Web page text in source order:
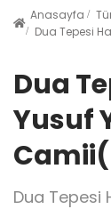
Anasayfa
Dua Tepesi
Dua
Yusuf
Dua Tepesi